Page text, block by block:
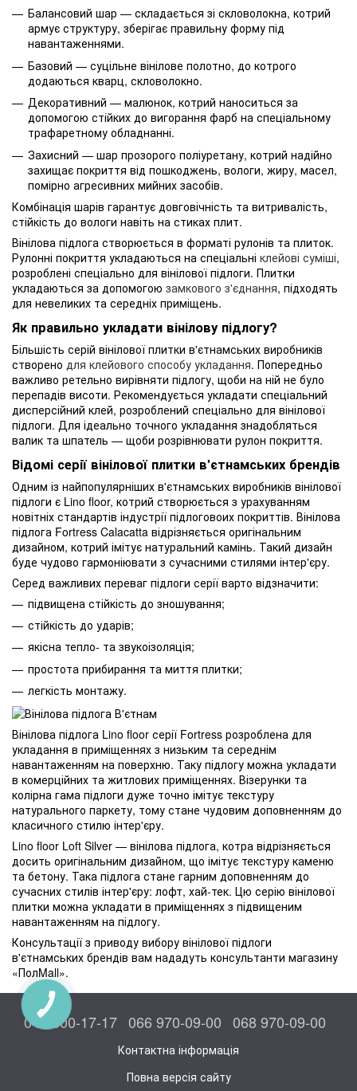
Балансовий шар — складається зі скловолокна, котрий
армує структуру, зберігає правильну форму під
навантаженнями.
Базовий — суцільне вінілове полотно, до котрого
додаються кварц, скловолокно.
Декоративний — малюнок, котрий наноситься за
допомогою стійких до вигорання фарб на спеціальному
трафаретному обладнанні.
Захисний — шар прозорого поліуретану, котрий надійно
захищає покриття від пошкоджень, вологи, жиру, масел,
помірно агресивних мийних засобів.
Комбінація шарів гарантує довговічність та витривалість,
стійкість до вологи навіть на стиках плит.
Вінілова підлога створюється в форматі рулонів та плиток.
Рулонні покриття укладаються на спеціальні клейові суміші,
розроблені спеціально для вінілової підлоги. Плитки
укладаються за допомогою замкового з'єднання, підходять
для невеликих та середніх приміщень.
Як правильно укладати вінілову підлогу?
Більшість серій вінілової плитки в'єтнамських виробників
створено для клейового способу укладання. Попередньо
важливо ретельно вирівняти підлогу, щоби на ній не було
перепадів висоти. Рекомендується укладати спеціальний
дисперсійний клей, розроблений спеціально для вінілової
підлоги. Для ідеально точного укладання знадобляться
валик та шпатель — щоби розрівнювати рулон покриття.
Відомі серії вінілової плитки в'єтнамських брендів
Одним із найпопулярніших в'єтнамських виробників вінілової
підлоги є Lino floor, котрий створюється з урахуванням
новітніх стандартів індустрії підлоговоих покриттів. Вінілова
підлога Fortress Calacatta відрізняється оригінальним
дизайном, котрий імітує натуральний камінь. Такий дизайн
буде чудово гармоніювати з сучасними стилями інтер'єру.
Серед важливих переваг підлоги серії варто відзначити:
підвищена стійкість до зношування;
стійкість до ударів;
якісна тепло- та звукоізоляція;
простота прибирання та миття плитки;
легкість монтажу.
Вінілова підлога Lino floor серії Fortress розроблена для
укладання в приміщеннях з низьким та середнім
навантаженням на поверхню. Таку підлогу можна укладати
в комерційних та житлових приміщеннях. Візерунки та
колірна гама підлоги дуже точно імітує текстуру
натурального паркету, тому стане чудовим доповненням до
класичного стилю інтер'єру.
Lino floor Loft Silver — вінілова підлога, котра відрізняється
досить оригінальним дизайном, що імітує текстуру каменю
та бетону. Така підлога стане гарним доповненням до
сучасних стилів інтер'єру: лофт, хай-тек. Цю серію вінілової
плитки можна укладати в приміщеннях з підвищеним
навантаженням на підлогу.
Консультації з приводу вибору вінілової підлоги
в'єтнамських брендів вам нададуть консультанти магазину
«ПолMall».
044 300-17-17 066 970-09-00 068 970-09-00
Контактна інформація
Повна версія сайту
КНОПКА
ЗВ'ЯЗКУ